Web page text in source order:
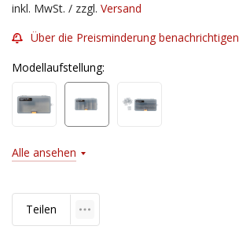
inkl. MwSt. / zzgl. Versand
Über die Preisminderung benachrichtigen
Modellaufstellung:
Alle ansehen
Teilen